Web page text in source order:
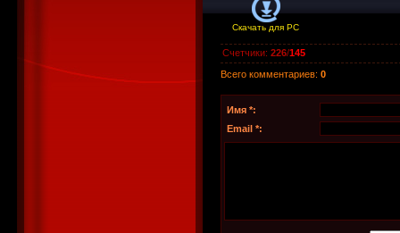
Скачать для PC
Счетчики: 226/145
Всего комментариев: 0
Имя *:
Email *: